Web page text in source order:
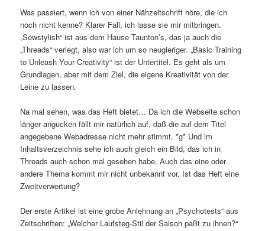
Was passiert, wenn ich von einer Nähzeitschrift höre, die ich
noch nicht kenne? Klarer Fall, ich lasse sie mir mitbringen.
„Sewstylish“ ist aus dem Hause Taunton’s, das ja auch die
„Threads“ verlegt, also war ich um so neugieriger. „Basic Training
to Unleash Your Creativity“ ist der Untertitel. Es geht als um
Grundlagen, aber mit dem Ziel, die eigene Kreativität von der
Leine zu lassen.
Na mal sehen, was das Heft bietet… Da ich die Webseite schon
länger angucken fällt mir natürlich auf, daß die auf dem Titel
angegebene Webadresse nicht mehr stimmt. *g* Und im
Inhaltsverzeichnis sehe ich auch gleich ein Bild, das ich in
Threads auch schon mal gesehen habe. Auch das eine oder
andere Thema kommt mir nicht unbekannt vor. Ist das Heft eine
Zweitverwertung?
Der erste Artikel ist eine grobe Anlehnung an „Psychotests“ aus
Zeitschriften: „Welcher Laufsteg-Stil der Saison paßt zu ihnen?“